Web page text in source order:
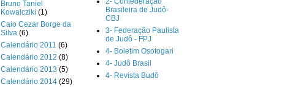
Bruno Taniel
Kowalcziki (1)
Caio Cezar Borge da
Silva (6)
Calendário 2011 (6)
Calendário 2012 (8)
Calendário 2013 (5)
Calendário 2014 (29)
Brasileira de Judô-
CBJ
3- Federação Paulista
de Judô - FPJ
4- Boletim Osotogari
4- Judô Brasil
4- Revista Budô